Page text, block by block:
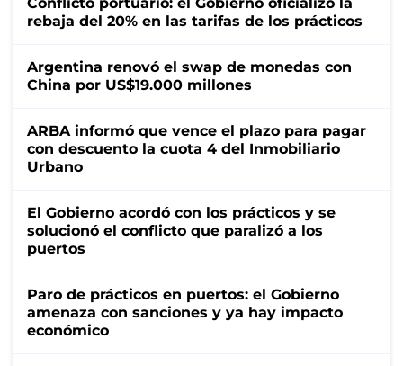
rebaja del 20% en las tarifas de los prácticos
Argentina renovó el swap de monedas con
China por US$19.000 millones
ARBA informó que vence el plazo para pagar
con descuento la cuota 4 del Inmobiliario
Urbano
El Gobierno acordó con los prácticos y se
solucionó el conflicto que paralizó a los
puertos
Paro de prácticos en puertos: el Gobierno
amenaza con sanciones y ya hay impacto
económico